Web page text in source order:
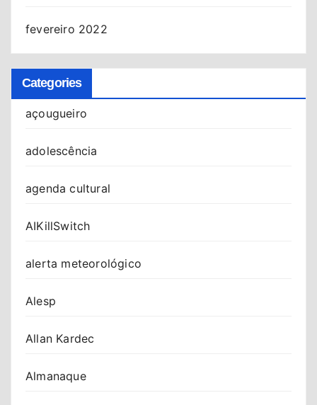
fevereiro 2022
Categories
açougueiro
adolescência
agenda cultural
AIKillSwitch
alerta meteorológico
Alesp
Allan Kardec
Almanaque